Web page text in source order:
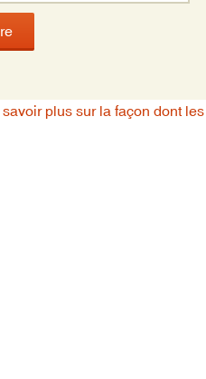
savoir plus sur la façon dont